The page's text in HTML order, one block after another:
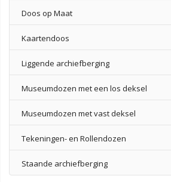
Doos op Maat
Kaartendoos
Liggende archiefberging
Museumdozen met een los deksel
Museumdozen met vast deksel
Tekeningen- en Rollendozen
Staande archiefberging